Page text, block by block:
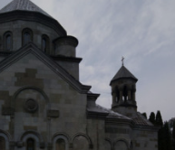
(postaki)…” “Вино. Крим
і його вдосталь: воно все